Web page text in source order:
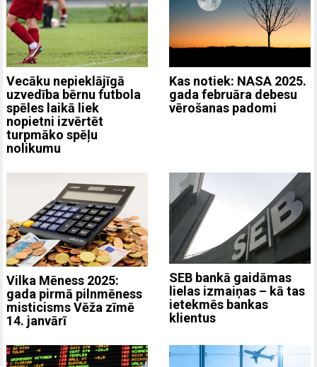
Vecāku nepieklājīgā
uzvedība bērnu futbola
spēles laikā liek
nopietni izvērtēt
turpmāko spēļu
nolikumu
Kas notiek: NASA 2025.
gada februāra debesu
vērošanas padomi
Vilka Mēness 2025:
gada pirmā pilnmēness
misticisms Vēža zīmē
14. janvārī
SEB bankā gaidāmas
lielas izmaiņas – kā tas
ietekmēs bankas
klientus